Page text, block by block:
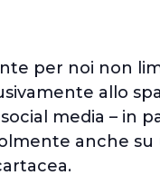
per noi non
allo
media – in
anche su